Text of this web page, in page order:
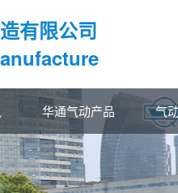
有限公司
华通气动产品 气